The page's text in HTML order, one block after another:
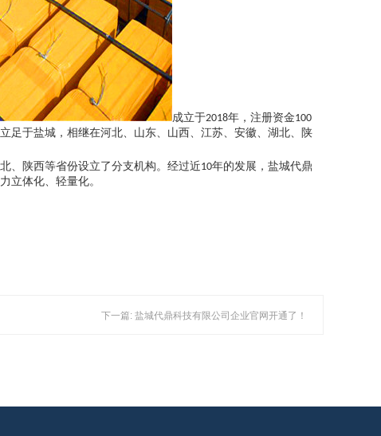
成立于2018年，注册资金100
足于盐城，相继在河北、山东、山西、江苏、安徽、湖北、陕
、陕西等省份设立了分支机构。经过近10年的发展，盐城代鼎
立体化、轻量化。
下一篇: 盐城代鼎科技有限公司企业官网开通了！